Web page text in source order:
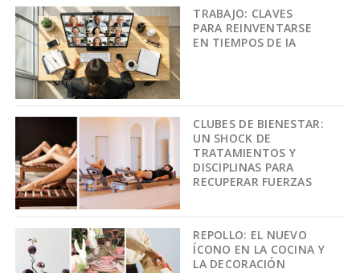
TRABAJO: CLAVES
PARA REINVENTARSE
EN TIEMPOS DE IA
CLUBES DE BIENESTAR:
UN SHOCK DE
TRATAMIENTOS Y
DISCIPLINAS PARA
RECUPERAR FUERZAS
REPOLLO: EL NUEVO
ÍCONO EN LA COCINA Y
LA DECORACIÓN